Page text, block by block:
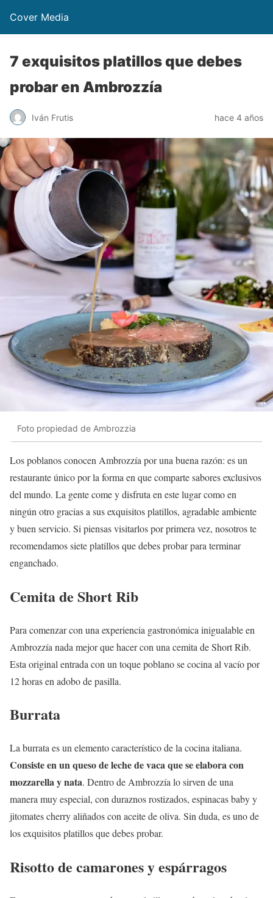
Cover Media
7 exquisitos platillos que debes
probar en Ambrozzía
Iván Frutis hace 4 años
Foto propiedad de Ambrozzia
Los poblanos conocen Ambrozzía por una buena razón: es un
restaurante único por la forma en que comparte sabores exclusivos
del mundo. La gente come y disfruta en este lugar como en
ningún otro gracias a sus exquisitos platillos, agradable ambiente
y buen servicio. Si piensas visitarlos por primera vez, nosotros te
recomendamos siete platillos que debes probar para terminar
enganchado.
Cemita de Short Rib
Para comenzar con una experiencia gastronómica inigualable en
Ambrozzía nada mejor que hacer con una cemita de Short Rib.
Esta original entrada con un toque poblano se cocina al vacío por
12 horas en adobo de pasilla.
Burrata
La burrata es un elemento característico de la cocina italiana.
Consiste en un queso de leche de vaca que se elabora con
mozzarella y nata. Dentro de Ambrozzía lo sirven de una
manera muy especial, con duraznos rostizados, espinacas baby y
jitomates cherry aliñados con aceite de oliva. Sin duda, es uno de
los exquisitos platillos que debes probar.
Risotto de camarones y espárragos